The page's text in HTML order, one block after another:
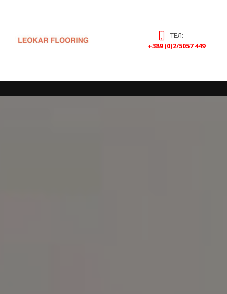
ТЕЛ:
+389 (0)2/5057 449